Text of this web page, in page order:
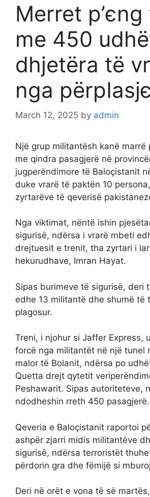
Merret
me 450
dhjetëra të
nga
March 12, 2025 by admin
Një grup militantësh kanë marrë
me qindra pasagjerë në
jugperëndimore të Baloçistanit
duke vrarë të paktën 10
zyrtarëve të qeverisë
Nga viktimat, nëntë ishin
sigurisë, ndërsa i vrarë mbeti
drejtuesit e trenit, tha zyrtari i
hekurudhave, Imran Hayat.
Sipas burimeve të sigurisë, deri
edhe 13 militantë dhe shumë të
plagosur.
Treni, i njohur si Jaffer Express,
forcë nga militantët në një tunel
malor të Bolanit, ndërsa po
Quetta drejt qytetit
Peshawarit. Sipas autoriteteve,
ndodheshin rreth 450 pasagjerë.
Qeveria e Baloçistanit raportoi
ashpër zjarri midis militantëve
sigurisë, ndërsa terroristët
përdorin gra dhe fëmijë si
Deri në orët e vona të së